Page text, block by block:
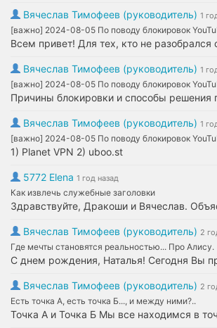
Вячеслав Тимофеев (руководитель) 1
[важно] 2024-08-05 По поводу блокировок
Всем привет! Для тех, кто не
Вячеслав Тимофеев (руководитель) 1
[важно] 2024-08-05 По поводу блокировок
Причины блокировки и способы решения
Вячеслав Тимофеев (руководитель) 1
[важно] 2024-08-05 По поводу блокировок
1) Planet VPN 2) uboo.st
5772 Elena 1 год назад
Как извлечь служебные заголовки
Здравствуйте, Дракоши и Вячеслав.
Вячеслав Тимофеев (руководитель) 2
Где мечты становятся реальностью... Про Алису.
С днем рождения, Наталья! Сегодня Вы
Вячеслав Тимофеев (руководитель) 2
Есть точка А, есть точка Б..., и между ними?..
Точка А и Точка Б Мы все находимся в